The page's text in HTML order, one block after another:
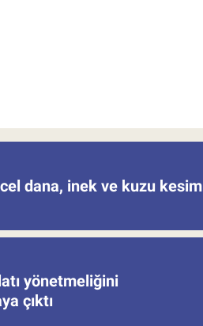
dana, inek ve kuzu kesim
yönetmeliğini
çıktı